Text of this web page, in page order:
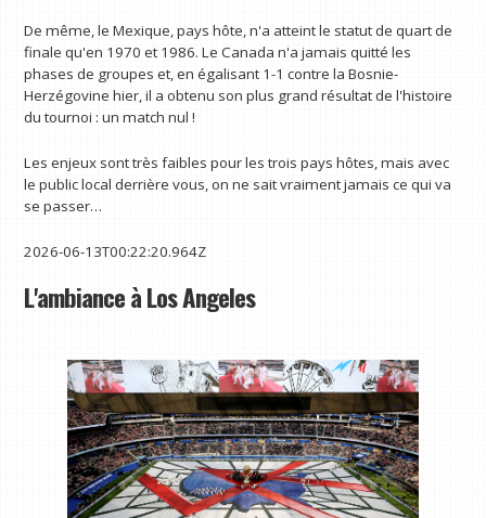
De même, le Mexique, pays hôte, n'a atteint le statut de quart de
finale qu'en 1970 et 1986. Le Canada n'a jamais quitté les
phases de groupes et, en égalisant 1-1 contre la Bosnie-
Herzégovine hier, il a obtenu son plus grand résultat de l'histoire
du tournoi : un match nul !
Les enjeux sont très faibles pour les trois pays hôtes, mais avec
le public local derrière vous, on ne sait vraiment jamais ce qui va
se passer…
2026-06-13T00:22:20.964Z
L'ambiance à Los Angeles